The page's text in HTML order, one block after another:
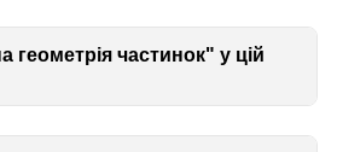
геометрія частинок" у цій